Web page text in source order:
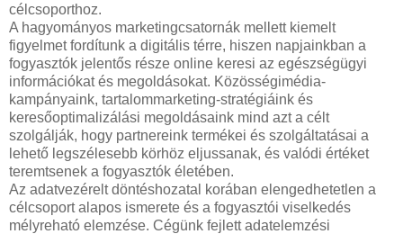
célcsoporthoz.
A hagyományos marketingcsatornák mellett kiemelt
figyelmet fordítunk a digitális térre, hiszen napjainkban a
fogyasztók jelentős része online keresi az egészségügyi
információkat és megoldásokat. Közösségimédia-
kampányaink, tartalommarketing-stratégiáink és
keresőoptimalizálási megoldásaink mind azt a célt
szolgálják, hogy partnereink termékei és szolgáltatásai a
lehető legszélesebb körhöz eljussanak, és valódi értéket
teremtsenek a fogyasztók életében.
Az adatvezérelt döntéshozatal korában elengedhetetlen a
célcsoport alapos ismerete és a fogyasztói viselkedés
mélyreható elemzése. Cégünk fejlett adatelemzési